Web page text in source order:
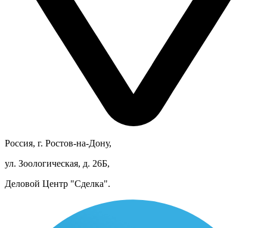
Россия, г. Ростов-на-Дону,
ул. Зоологическая, д. 26Б,
Деловой Центр "Сделка".